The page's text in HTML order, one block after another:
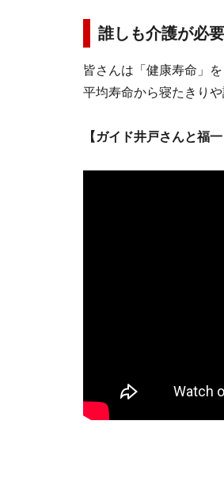
誰しも介護が必
皆さんは「健康寿命」
平均寿命から寝たきり
【ガイド井戸さんと福